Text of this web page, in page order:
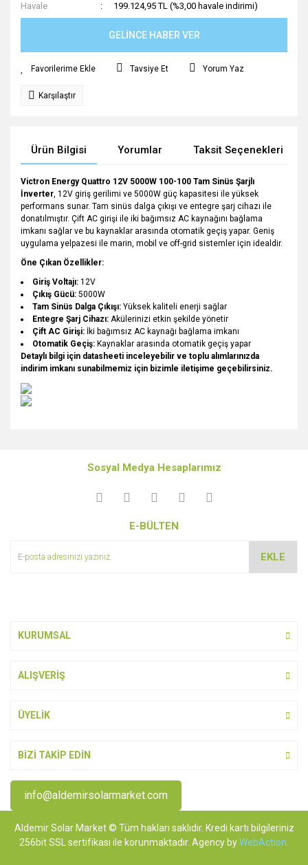
Havale
199.124,95 TL (%3,00 havale indirimi)
GELİNCE HABER VER
Tavsiye Et Yorum Yaz
Karşılaştır
Ürün Bilgisi Yorumlar Taksit Seçenekleri
Victron Energy Quattro 12V 5000W 100-100 Tam Sinüs Şarjlı
İnverter, 12V giriş gerilimi ve 5000W güç kapasitesi ile yüksek
performans sunar. Tam sinüs dalga çıkışı ve entegre şarj cihazı ile
donatılmıştır. Çift AC girişi ile iki bağımsız AC kaynağını bağlama
imkanı sağlar ve bu kaynaklar arasında otomatik geçiş yapar. Geniş
uygulama yelpazesi ile marin, mobil ve off-grid sistemler için idealdir.
Öne Çıkan Özellikler:
Giriş Voltajı: 12V
Çıkış Gücü: 5000W
Tam Sinüs Dalga Çıkışı: Yüksek kaliteli enerji sağlar
Entegre Şarj Cihazı: Akülerinizi etkin şekilde yönetir
Çift AC Girişi: İki bağımsız AC kaynağı bağlama imkanı
Otomatik Geçiş: Kaynaklar arasında otomatik geçiş yapar
Detaylı bilgi için datasheeti inceleyebilir ve toplu alımlarınızda
indirim imkanı sunabilmemiz için bizimle iletişime geçebilirsiniz.
kullanarak tarafımıza iletebilirsiniz.
Görüş ve önerileriniz için teşekkür ederiz.
Ürün açıklamasında eksik bilgiler bulunuyor.
Sosyal Medya Hesaplarımız
E-BÜLTEN
EKLE
KURUMSAL
ALIŞVERİŞ
ÜYELİK
BİZİ TAKİP EDİN
info@aldemirsolarmarket.com
Aldemir Solar Market © Tüm hakları saklıdır. Kredi kartı bilgileriniz
256bit SSL sertifikası ile korunmaktadır. Agency byWebAction